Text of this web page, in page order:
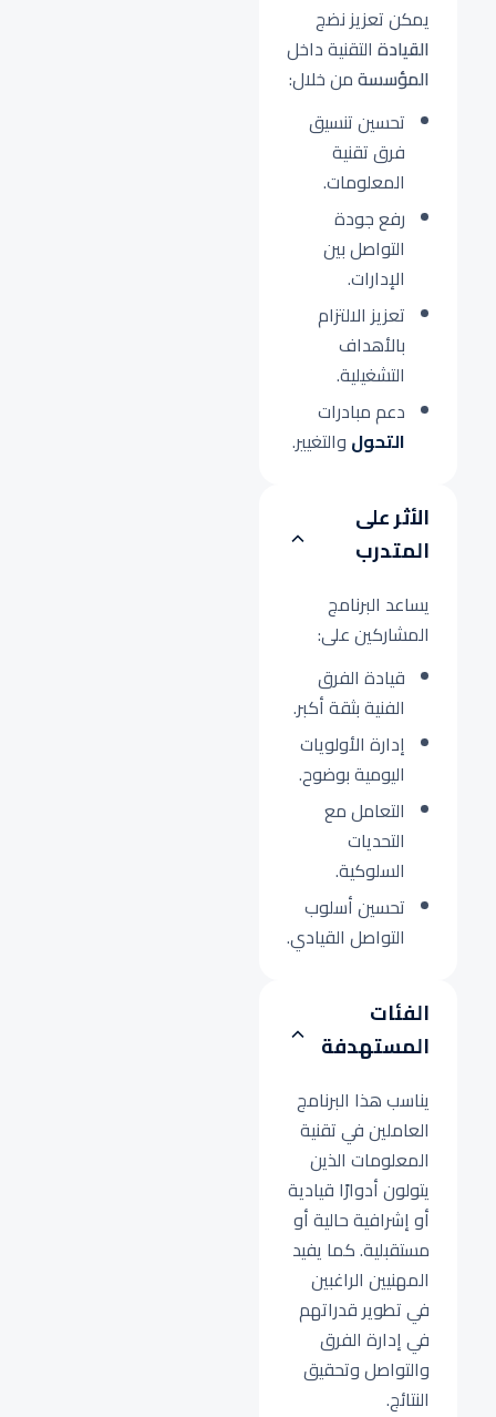
يمكن تعزيز نضج
القيادة التقنية داخل
المؤسسةمن خلال:
تحسين تنسيق
فرق تقنية
المعلومات.
رفع جودة
التواصل بين
الإدارات.
تعزيز الالتزام
بالأهداف
التشغيلية.
دعم مبادرات
التحول والتغيير.
الأثر على
المتدرب
يساعد البرنامج
المشاركين على:
قيادة الفرق
الفنية بثقة أكبر.
إدارة الأولويات
اليومية بوضوح.
التعامل مع
التحديات
السلوكية.
تحسين أسلوب
التواصل القيادي.
الفئات
المستهدفة
يناسب هذا البرنامج
العاملين في تقنية
المعلومات الذين
يتولون أدوارًا قيادية
أو إشرافية حالية أو
مستقبلية. كما يفيد
المهنيين الراغبين
في تطوير قدراتهم
في إدارة الفرق
والتواصل وتحقيق
النتائج.